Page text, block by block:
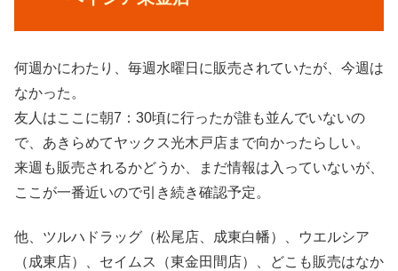
何週かにわたり、毎週水曜日に販売されていたが、今週は
なかった。
友人はここに朝7：30頃に行ったが誰も並んでいないの
で、あきらめてヤックス光木戸店まで向かったらしい。
来週も販売されるかどうか、まだ情報は入っていないが、
ここが一番近いので引き続き確認予定。
他、ツルハドラッグ（松尾店、成東白幡）、ウエルシア
（成東店）、セイムス（東金田間店）、どこも販売はなか